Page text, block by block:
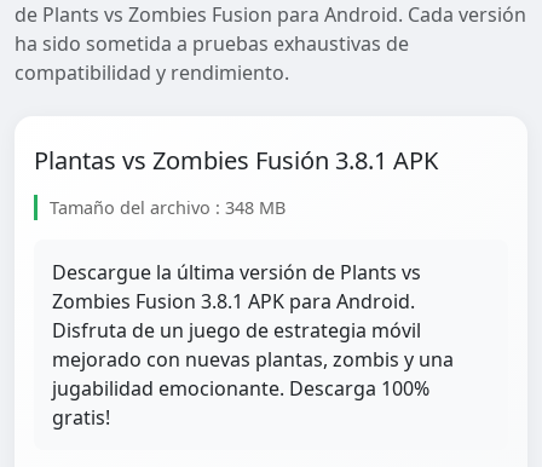
de Plants vs Zombies Fusion para Android. Cada versión
ha sido sometida a pruebas exhaustivas de
compatibilidad y rendimiento.
Plantas vs Zombies Fusión 3.8.1 APK
Tamaño del archivo : 348 MB
Descargue la última versión de Plants vs
Zombies Fusion 3.8.1 APK para Android.
Disfruta de un juego de estrategia móvil
mejorado con nuevas plantas, zombis y una
jugabilidad emocionante. Descarga 100%
gratis!